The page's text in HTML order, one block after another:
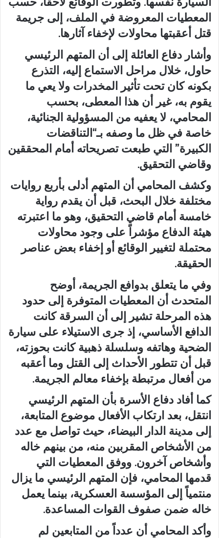
المعطيات المعروضة في الملف، إلى جريمة
قتل أعقبتها محاولات لإخفاء آثارها.
وأشار دفاع العائلة إلى أن المتهم الرئيسي
حاول، خلال مراحل الاستماع إليه، التذرع
بكونه كان تحت تأثير المخدرات ولا يعي ما
يقوم به، غير أن هذا المعطى، بحسب
المحامي، لا يعفيه من المسؤولية الجنائية،
خاصة في ظل ما وصفه بـ“التناقضات
الكبيرة” التي طبعت تصريحاته أمام المحققين
وقاضي التحقيق.
وكشف المحامي أن المتهم أدلى بأربع روايات
مختلفة خلال البحث، قبل أن يقدم رواية
خامسة أمام قاضي التحقيق، وهو ما اعتبرته
هيئة الدفاع مؤشراً على وجود محاولات
محتملة لتغيير الوقائع أو إخفاء بعض عناصر
الحقيقة.
وفي ما يتعلق بدوافع الجريمة، أوضح
المتحدث أن المعطيات المتوفرة إلى حدود
هذه المرحلة تشير إلى أن السرقة كانت
الدافع الأساسي، إذ جرى الاستيلاء على سيارة
الضحية وهاتفه وسلسلة ذهبية كانت بحوزته،
قبل أن تتطور الأحداث إلى القتل وما أعقبه
من أفعال مرتبطة بإخفاء معالم الجريمة.
كما أفاد دفاع الأسرة بأن المتهم الرئيسي
انتقل، بعد ارتكاب الأفعال موضوع المتابعة،
إلى مدينة الدار البيضاء، حيث تواصل مع عدد
من الأشخاص المقربين منه، من بينهم خاله
وأشخاص آخرون. ووفق المعطيات التي
قدمها المحامي، فإن المتهم الرئيسي ما يزال
منتمياً إلى المؤسسة العسكرية، بينما يعمل
خاله ضمن صفوف القوات المساعدة.
وأكد المحامي أن عدداً من المتابعين لم